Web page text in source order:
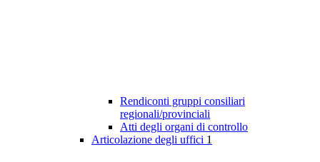
Rendiconti gruppi consiliari
regionali/provinciali
Atti degli organi di controllo
Articolazione degli uffici 1